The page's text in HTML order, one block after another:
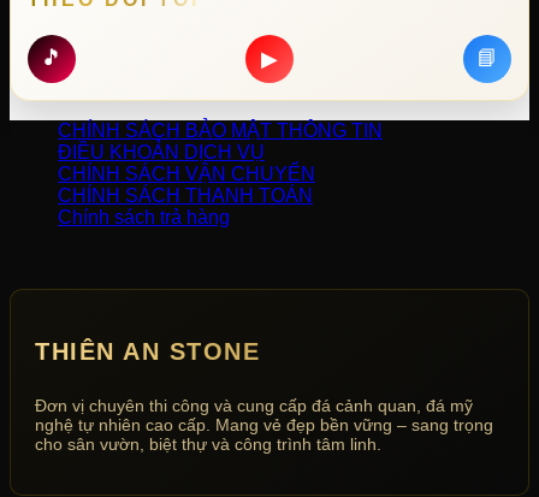
🎵 ▶ 📘
CHÍNH SÁCH BẢO MẬT THÔNG TIN
ĐIỀU KHOẢN DỊCH VỤ
CHÍNH SÁCH VẬN CHUYỂN
CHÍNH SÁCH THANH TOÁN
Chính sách trả hàng
THIÊN AN STONE
Đơn vị chuyên thi công và cung cấp đá cảnh quan, đá mỹ
nghệ tự nhiên cao cấp. Mang vẻ đẹp bền vững – sang trọng
cho sân vườn, biệt thự và công trình tâm linh.